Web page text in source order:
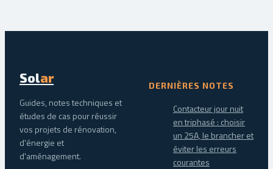
Solar
Guides, notes techniques et
études de cas pour réussir
vos projets de rénovation,
d'énergie et
d'aménagement.
DERNIÈRES NOTES
Contacteur jour nuit
en triphasé : choisir
un 25A, le brancher et
éviter les erreurs
courantes